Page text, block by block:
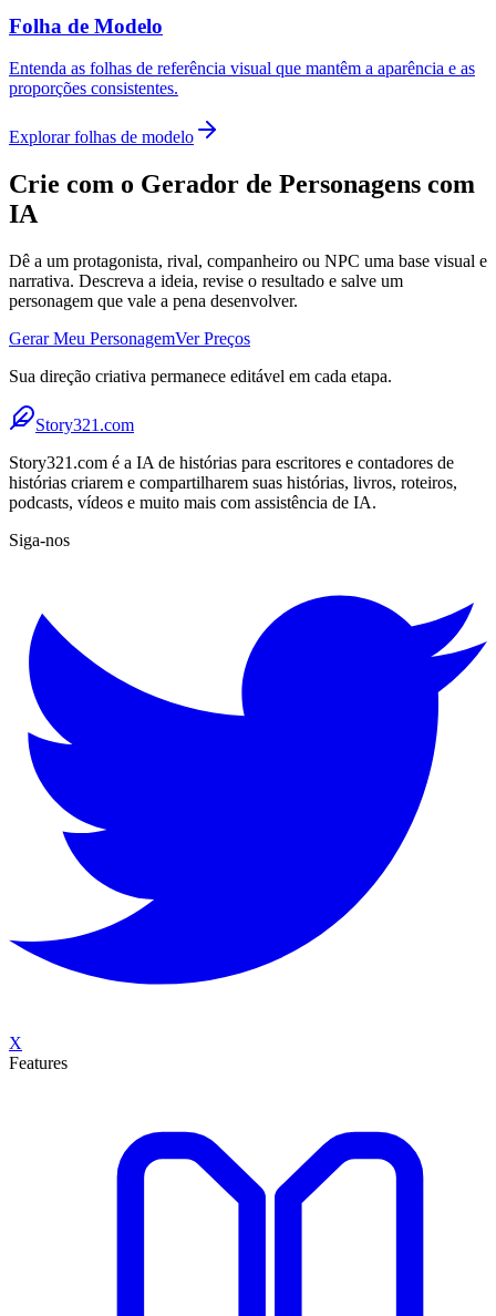
Folha de Modelo
Entenda as folhas de referência visual que mantêm a aparência e as
proporções consistentes.
Explorar folhas de modelo
Crie com o Gerador de Personagens com
IA
Dê a um protagonista, rival, companheiro ou NPC uma base visual e
narrativa. Descreva a ideia, revise o resultado e salve um
personagem que vale a pena desenvolver.
Gerar Meu PersonagemVer Preços
Sua direção criativa permanece editável em cada etapa.
Story321.com
Story321.com é a IA de histórias para escritores e contadores de
histórias criarem e compartilharem suas histórias, livros, roteiros,
podcasts, vídeos e muito mais com assistência de IA.
Siga-nos
X
Features